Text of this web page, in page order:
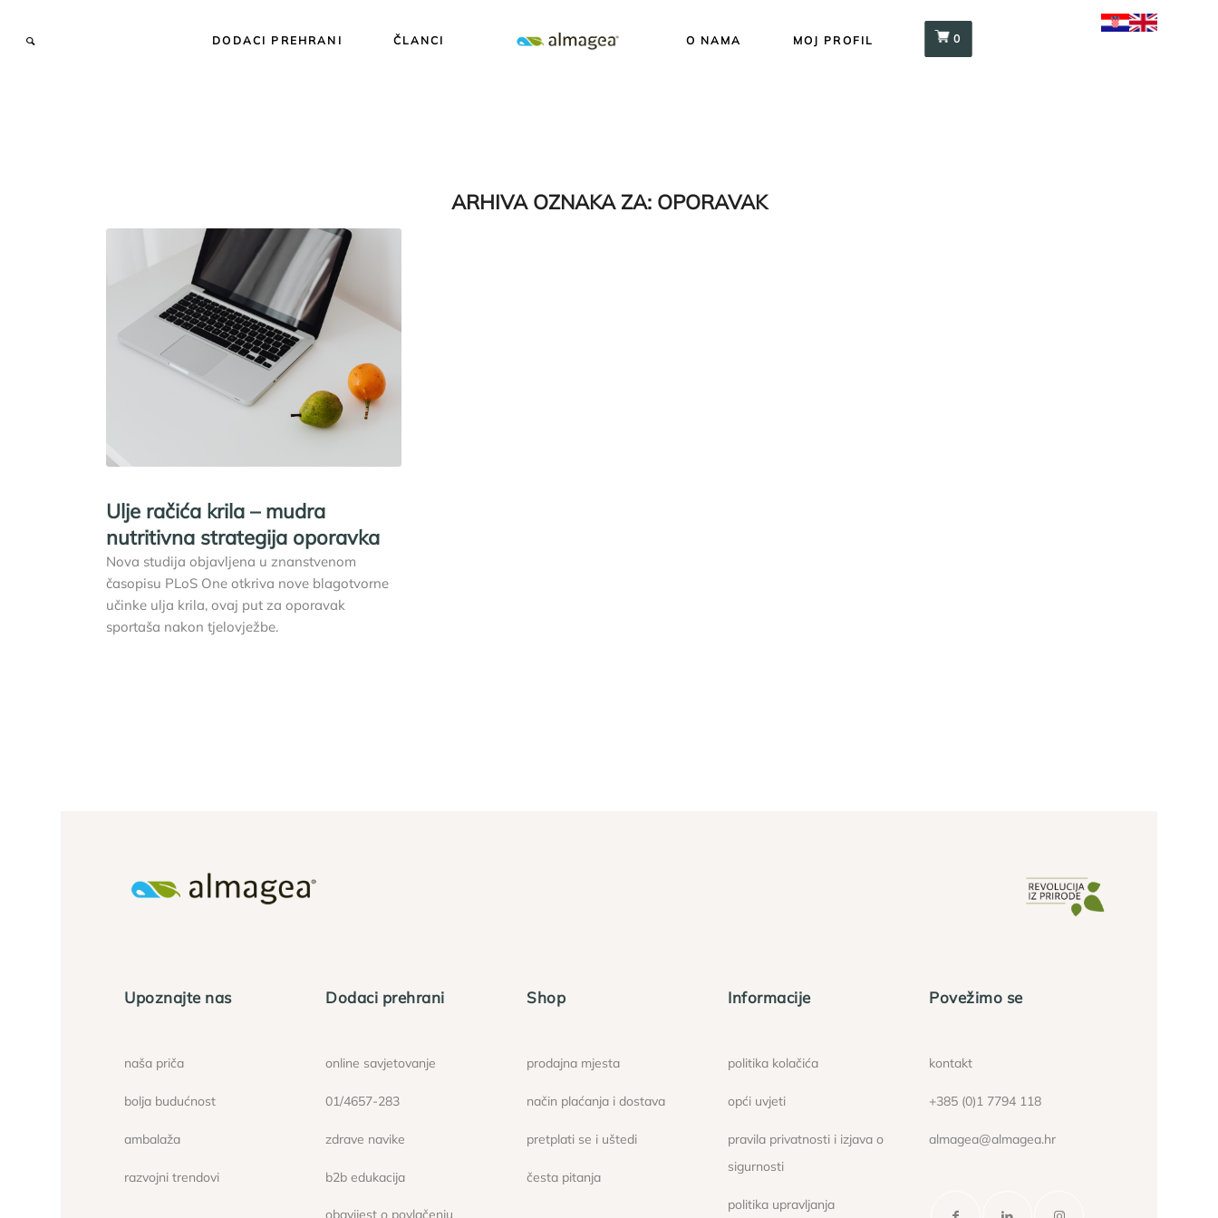
DODACI PREHRANI ČLANCI O NAMA MOJ PROFIL 0
ARHIVA OZNAKA ZA: OPORAVAK
Ulje račića krila – mudra
nutritivna strategija oporavka
Nova studija objavljena u znanstvenom
časopisu PLoS One otkriva nove blagotvorne
učinke ulja krila, ovaj put za oporavak
sportaša nakon tjelovježbe.
Upoznajte nas
naša priča
bolja budućnost
ambalaža
razvojni trendovi
Dodaci prehrani
online savjetovanje
01/4657-283
zdrave navike
b2b edukacija
Shop
prodajna mjesta
način plaćanja i dostava
pretplati se i uštedi
česta pitanja
Informacije
politika kolačića
opći uvjeti
pravila privatnosti i izjava o
sigurnosti
politika upravljanja
Povežimo se
kontakt
+385 (0)1 7794 118
almagea@almagea.hr